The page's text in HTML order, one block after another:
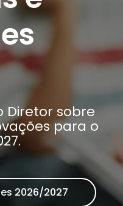
Diretor sobre
para o
2026/2027